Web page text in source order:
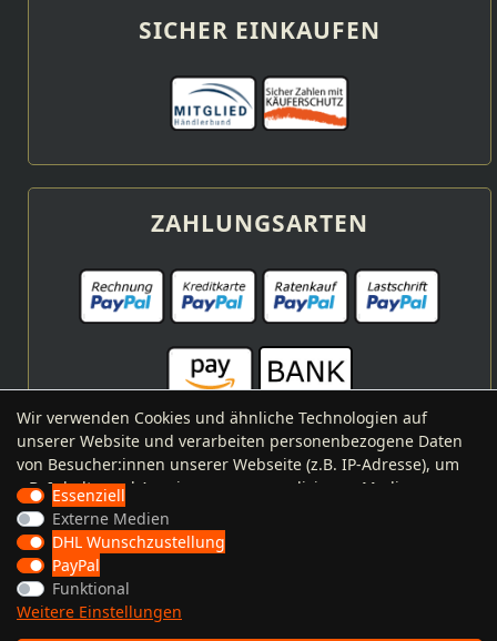
SICHER EINKAUFEN
ZAHLUNGSARTEN
VERSANDARTEN
Wir verwenden Cookies und ähnliche Technologien auf
unserer Website und verarbeiten personenbezogene Daten
von Besucher:innen unserer Webseite (z.B. IP-Adresse), um
z.B. Inhalte und Anzeigen zu personalisieren, Medien von
Drittanbietern einzubinden oder Zugriffe auf unsere
Website zu analysieren. Die Datenverarbeitung erfolgt erst
durch gesetzte Cookies. Wir teilen diese Daten mit Dritten,
die wir in den Einstellungen benennen.
Die Datenverarbeitung kann mit Einwilligung oder aufgrund
eines berechtigten Interesses erfolgen. Die Zustimmung
Essenziell
Externe Medien
DHL Wunschzustellung
PayPal
Funktional
Weitere Einstellungen